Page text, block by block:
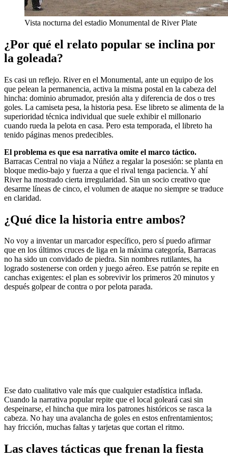
Vista nocturna del estadio Monumental de River Plate
¿Por qué el relato popular se inclina por
la goleada?
Es casi un reflejo. River en el Monumental, ante un equipo de los
que pelean la permanencia, activa la misma postal en la cabeza del
hincha: dominio abrumador, presión alta y diferencia de dos o tres
goles. La camiseta pesa, la historia pesa. Ese libreto se alimenta de la
superioridad técnica individual que suele exhibir el millonario
cuando rueda la pelota en casa. Pero esta temporada, el libreto ha
tenido páginas menos predecibles.
El problema es que esa narrativa omite el marco táctico.
Barracas Central no viaja a Núñez a regalar la posesión: se planta en
bloque medio-bajo y fuerza a que el rival tenga paciencia. Y ahí
River ha mostrado cierta irregularidad. Sin un socio creativo que
desarme líneas de cinco, el volumen de ataque no siempre se traduce
en claridad.
¿Qué dice la historia entre ambos?
No voy a inventar un marcador específico, pero sí puedo afirmar
que en los últimos cruces de liga en la máxima categoría, Barracas
no ha sido un convidado de piedra. Sin nombres rutilantes, ha
logrado sostenerse con orden y juego aéreo. Ese patrón se repite en
canchas exigentes: el plan es sobrevivir los primeros 20 minutos y
después golpear de contra o por pelota parada.
Ese dato cualitativo vale más que cualquier estadística inflada.
Cuando la narrativa popular repite que el local goleará casi sin
despeinarse, el hincha que mira los patrones históricos se rasca la
cabeza. No hay una avalancha de goles en estos enfrentamientos;
hay fricción, muchas faltas y tarjetas que cortan el ritmo.
Las claves tácticas que frenan la fiesta